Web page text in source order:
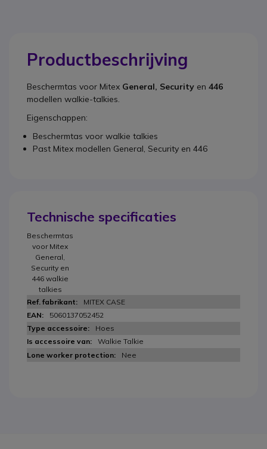
Productbeschrijving
Beschermtas voor Mitex General, Security en 446
modellen walkie-talkies.
Eigenschappen:
Beschermtas voor walkie talkies
Past Mitex modellen General, Security en 446
Technische specificaties
Beschermtas
voor Mitex
General,
Security en
446 walkie
talkies
MITEX CASE
5060137052452
Hoes
Walkie Talkie
Nee